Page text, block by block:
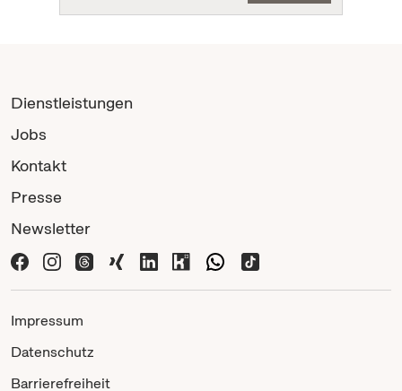
Dienstleistungen
Jobs
Kontakt
Presse
Newsletter
Impressum
Datenschutz
Barrierefreiheit